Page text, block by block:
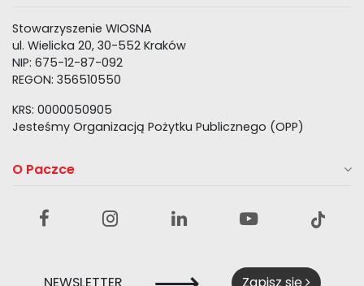
Stowarzyszenie WIOSNA
ul. Wielicka 20, 30-552 Kraków
NIP: 675-12-87-092
REGON: 356510550
KRS: 0000050905
Jesteśmy Organizacją Pożytku Publicznego (OPP)
O Paczce
NEWSLETTER Zapisz się